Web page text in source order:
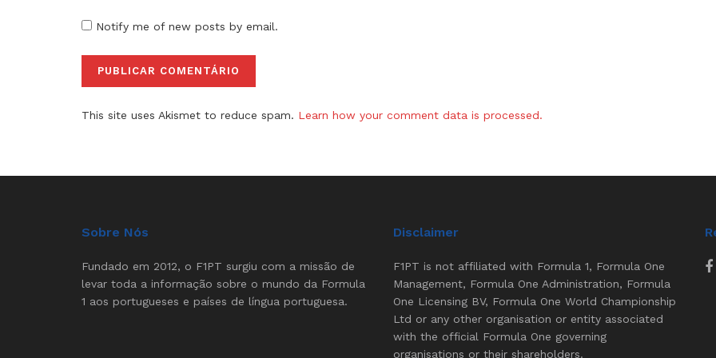
Notify me of new posts by email.
This site uses Akismet to reduce spam. Learn how your comment data is processed.
Sobre Nós
Fundado em 2012, o F1PT surgiu com a missão de
levar toda a informação sobre o mundo da Formula
1 aos portugueses e países de língua portuguesa.
Disclaimer
F1PT is not affiliated with Formula 1, Formula One
Management, Formula One Administration, Formula
One Licensing BV, Formula One World Championship
Ltd or any other organisation or entity associated
with the official Formula One governing
organisations or their shareholders.